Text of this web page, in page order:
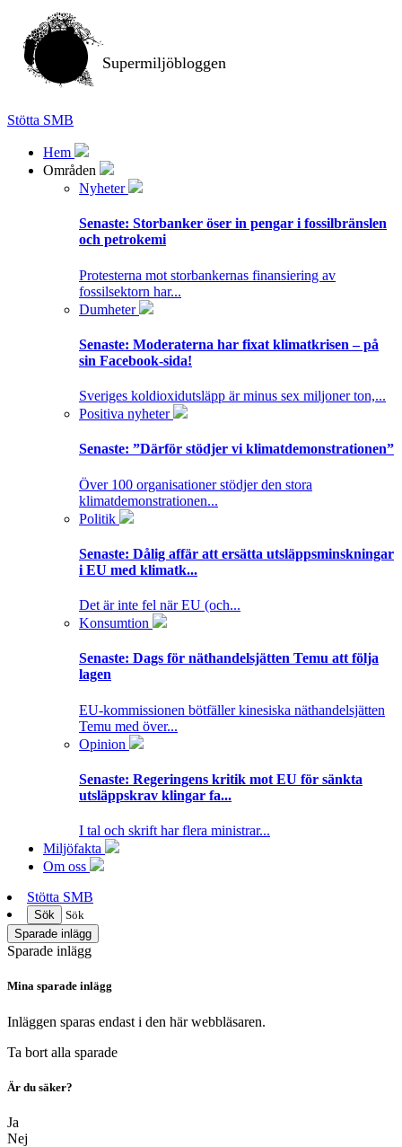
Supermiljöbloggen
Stötta SMB
Hem
Områden
Nyheter
Senaste: Storbanker öser in pengar i fossilbränslen
och petrokemi
Protesterna mot storbankernas finansiering av
fossilsektorn har...
Dumheter
Senaste: Moderaterna har fixat klimatkrisen – på
sin Facebook-sida!
Sveriges koldioxidutsläpp är minus sex miljoner ton,...
Positiva nyheter
Senaste: ”Därför stödjer vi klimatdemonstrationen”
Över 100 organisationer stödjer den stora
klimatdemonstrationen...
Politik
Senaste: Dålig affär att ersätta utsläppsminskningar
i EU med klimatk...
Det är inte fel när EU (och...
Konsumtion
Senaste: Dags för näthandelsjätten Temu att följa
lagen
EU-kommissionen bötfäller kinesiska näthandelsjätten
Temu med över...
Opinion
Senaste: Regeringens kritik mot EU för sänkta
utsläppskrav klingar fa...
I tal och skrift har flera ministrar...
Miljöfakta
Om oss
Stötta SMB
Sök
Sök
Sparade inlägg
Sparade inlägg
Mina sparade inlägg
Inläggen sparas endast i den här webbläsaren.
Ta bort alla sparade
Är du säker?
Ja
Nej